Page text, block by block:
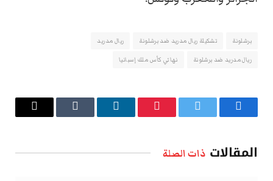
برشلونة تشكيلة ريال مدريد ضد برشلونة
ريال مدريد
ريال مدريد ضد برشلونة
نهائي كأس ملك إسبانيا
فيسبوك تويتر بينتيريستلينكدإن Tumblr
البريد
المقالات ذات الصلة